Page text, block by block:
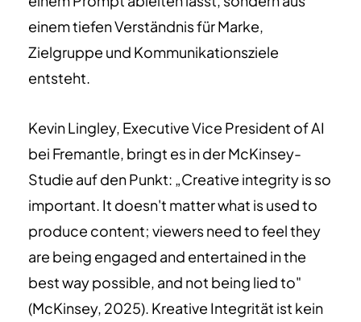
einem tiefen Verständnis für Marke,
Zielgruppe und Kommunikationsziele
entsteht.
Kevin Lingley, Executive Vice President of AI
bei Fremantle, bringt es in der McKinsey-
Studie auf den Punkt: „Creative integrity is so
important. It doesn't matter what is used to
produce content; viewers need to feel they
are being engaged and entertained in the
best way possible, and not being lied to"
(McKinsey, 2025). Kreative Integrität ist kein